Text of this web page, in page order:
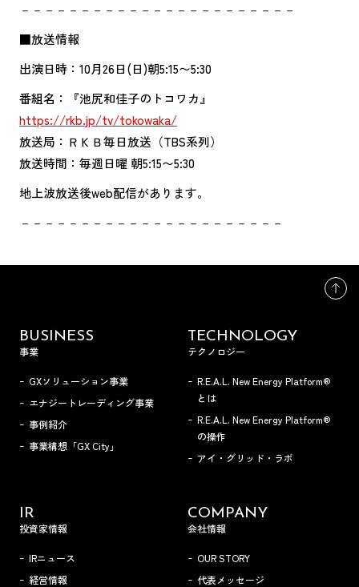
－－－－－－－－－－－－－－－－－－－－－－－
■放送情報
出演日時：10月26日(日)朝5:15〜5:30
番組名：『池尻和佳子のトコワカ』
https://rkb.jp/tv/tokowaka/
放送局：ＲＫＢ毎日放送（TBS系列）
放送時間：毎週日曜 朝5:15〜5:30
地上波放送後web配信があります。
－－－－－－－－－－－－－－－－－－－－－－
BUSINESS
事業
GXソリューション事業
エナジートレーディング事業
事例紹介
事業構想「GX City」
TECHNOLOGY
テクノロジー
R.E.A.L. New Energy Platform®
とは
R.E.A.L. New Energy Platform®
の操作
アイ・グリッド・ラボ
IR
投資家情報
IRニュース
経営情報
COMPANY
会社情報
OUR STORY
代表メッセージ